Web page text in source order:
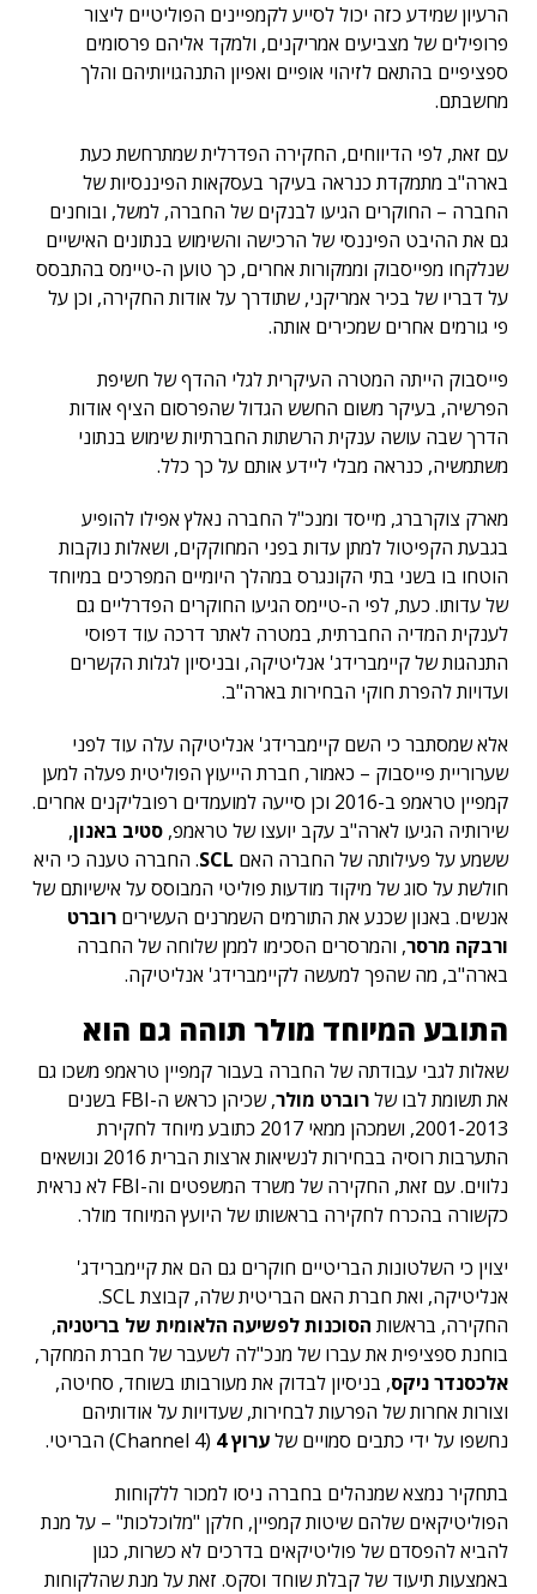
הרעיון שמידע כזה יכול לסייע לקמפיינים הפוליטיים ליצור
פרופילים של מצביעים אמריקנים, ולמקד אליהם פרסומים
ספציפיים בהתאם לזיהוי אופיים ואפיון התנהגויותיהם והלך
מחשבתם.
עם זאת, לפי הדיווחים, החקירה הפדרלית שמתרחשת כעת
בארה"ב מתמקדת כנראה בעיקר בעסקאות הפיננסיות של
החברה – החוקרים הגיעו לבנקים של החברה, למשל, ובוחנים
גם את ההיבט הפיננסי של הרכישה והשימוש בנתונים האישיים
שנלקחו מפייסבוק וממקורות אחרים, כך טוען ה-טיימס בהתבסס
על דבריו של בכיר אמריקני, שתודרך על אודות החקירה, וכן על
פי גורמים אחרים שמכירים אותה.
פייסבוק הייתה המטרה העיקרית לגלי ההדף של חשיפת
הפרשיה, בעיקר משום החשש הגדול שהפרסום הציף אודות
הדרך שבה עושה ענקית הרשתות החברתיות שימוש בנתוני
משתמשיה, כנראה מבלי ליידע אותם על כך כלל.
מארק צוקרברג, מייסד ומנכ"ל החברה נאלץ אפילו להופיע
בגבעת הקפיטול למתן עדות בפני המחוקקים, ושאלות נוקבות
הוטחו בו בשני בתי הקונגרס במהלך היומיים המפרכים במיוחד
של עדותו. כעת, לפי ה-טיימס הגיעו החוקרים הפדרליים גם
לענקית המדיה החברתית, במטרה לאתר דרכה עוד דפוסי
התנהגות של קיימברידג' אנליטיקה, ובניסיון לגלות הקשרים
ועדויות להפרת חוקי הבחירות בארה"ב.
אלא שמסתבר כי השם קיימברידג' אנליטיקה עלה עוד לפני
שערוריית פייסבוק – כאמור, חברת הייעוץ הפוליטית פעלה למען
קמפיין טראמפ ב-2016 וכן סייעה למועמדים רפובליקנים אחרים.
שירותיה הגיעו לארה"ב עקב יועצו של טראמפ, סטיב באנון,
ששמע על פעילותה של החברה האם SCL. החברה טענה כי היא
חולשת על סוג של מיקוד מודעות פוליטי המבוסס על אישיותם של
אנשים. באנון שכנע את התורמים השמרנים העשירים רוברט
ורבקה מרסר, והמרסרים הסכימו לממן שלוחה של החברה
בארה"ב, מה שהפך למעשה לקיימברידג' אנליטיקה.
התובע המיוחד מולר תוהה גם הוא
שאלות לגבי עבודתה של החברה בעבור קמפיין טראמפ משכו גם
את תשומת לבו שלרוברט מולר
, שכיהן כראש ה-FBI בשנים
2001-2013, ושמכהן ממאי 2017 כתובע מיוחד לחקירת
התערבות רוסיה בבחירות לנשיאות ארצות הברית 2016 ונושאים
נלווים. עם זאת, החקירה של משרד המשפטים וה-FBI לא נראית
כקשורה בהכרח לחקירה בראשותו של היועץ המיוחד מולר.
יצוין כי השלטונות הבריטיים חוקרים גם הם את קיימברידג'
אנליטיקה, ואת חברת האם הבריטית שלה, קבוצת SCL.
החקירה, בראשות הסוכנות לפשיעה הלאומית של בריטניה,
בוחנת ספציפית את עברו של מנכ"לה לשעבר של חברת המחקר,
אלכסנדר ניקס, בניסיון לבדוק את מעורבותו בשוחד, סחיטה,
וצורות אחרות של הפרעות לבחירות, שעדויות על אודותיהם
נחשפו על ידי כתבים סמויים שלערוץ 4
(Channel 4) הבריטי.
בתחקיר נמצא שמנהלים בחברה ניסו למכור ללקוחות
הפוליטיקאים שלהם שיטות קמפיין, חלקן "מלוכלכות" – על מנת
להביא להפסדם של פוליטיקאים בדרכים לא כשרות, כגון
באמצעות תיעוד של קבלת שוחד וסקס. זאת על מנת שהלקוחות